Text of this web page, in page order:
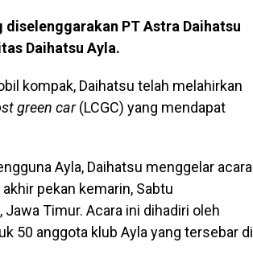
PT Astra Daihatsu
Daihatsu Ayla.
kompak, Daihatsu telah melahirkan
green car(LCGC) yang mendapat
Ayla, Daihatsu menggelar acara
pekan kemarin, Sabtu
Timur. Acara ini dihadiri oleh
50 anggota klub Ayla yang tersebar di